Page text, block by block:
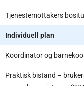
Tjenestemottakers
Individuell plan
Koordinator og
Praktisk bistand –